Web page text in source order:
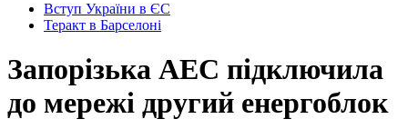
Вступ України в ЄС
Теракт в Барселоні
Запорізька АЕС підключила
до мережі другий енергоблок